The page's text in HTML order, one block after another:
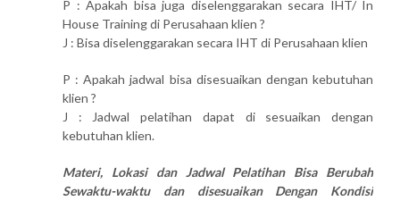
P : Apakah bisa juga diselenggarakan secara IHT/ In
House Training di Perusahaan klien ?
J : Bisa diselenggarakan secara IHT di Perusahaan klien
P : Apakah jadwal bisa disesuaikan dengan kebutuhan
klien ?
J : Jadwal pelatihan dapat di sesuaikan dengan
kebutuhan klien.
Materi, Lokasi dan Jadwal Pelatihan Bisa Berubah
Sewaktu-waktu dan disesuaikan Dengan Kondisi